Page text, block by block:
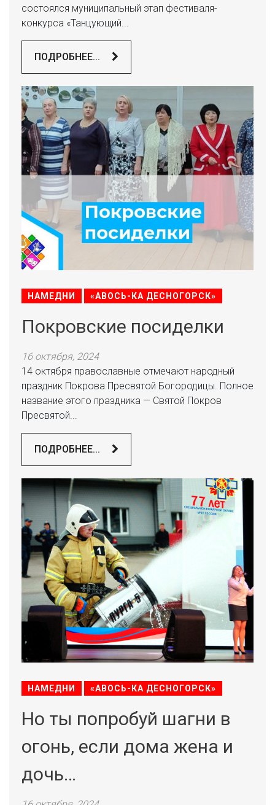
состоялся муниципальный этап фестиваля-
конкурса «Танцующий...
ПОДРОБНЕЕ...
НАМЕДНИ «АВОСЬ-КА ДЕСНОГОРСК»
Покровские посиделки
16 октября, 2024
14 октября православные отмечают народный
праздник Покрова Пресвятой Богородицы. Полное
название этого праздника — Святой Покров
Пресвятой...
ПОДРОБНЕЕ...
НАМЕДНИ «АВОСЬ-КА ДЕСНОГОРСК»
Но ты попробуй шагни в
огонь, если дома жена и
дочь…